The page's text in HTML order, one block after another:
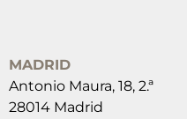
MADRID
Antonio Maura, 18, 2.ª
28014 Madrid